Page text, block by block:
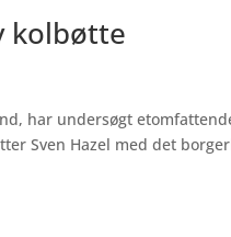
kolbøtte
har undersøgt
Sven Hazel med det